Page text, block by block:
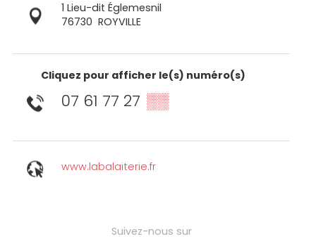
1 Lieu-dit Églemesnil
76730 ROYVILLE
Cliquez pour afficher le(s) numéro(s)
07 61 77 27 ▒▒
www.labalaiterie.fr
Suivez-nous sur